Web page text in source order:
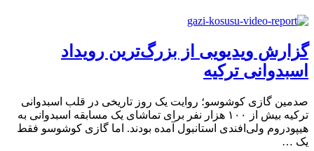
گزارش ویدیویی از بزرگ‌ترین رویداد
اسبدوانی ترکیه
صدمین گازی کوشوسو؛ روایت یک روز تاریخی در قلب اسبدوانی
ترکیه بیش از ۱۰۰ هزار نفر برای تماشای یک مسابقه اسبدوانی به
هیپودروم ولی‌افندی استانبول آمده بودند. اما گازی کوشوسو فقط
یک …